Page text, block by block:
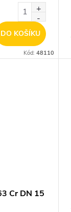
DO KOŠÍKU
Kód:48110
Cr DN 15